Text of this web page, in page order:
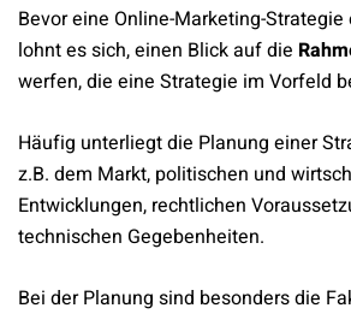
Bevor eine Online-Marketing-
lohnt es sich, einen Blick auf die
werfen, die eine Strategie im Vorfeld
Häufig unterliegt die Planung einer
z.B. dem Markt, politischen und
Entwicklungen, rechtlichen
technischen Gegebenheiten.
Bei der Planung sind besonders die